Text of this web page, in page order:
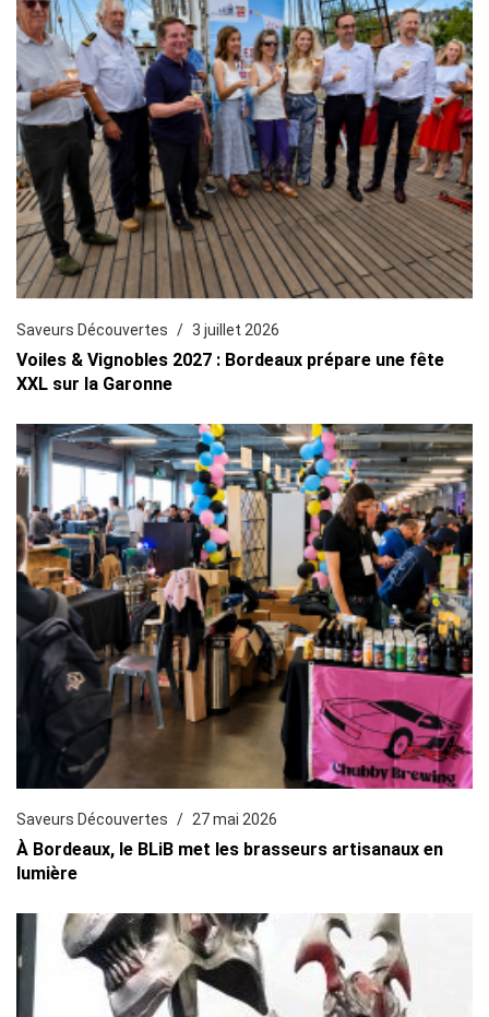
Saveurs Découvertes 3 juillet 2026
Voiles & Vignobles 2027 : Bordeaux prépare une fête
XXL sur la Garonne
Saveurs Découvertes 27 mai 2026
À Bordeaux, le BLiB met les brasseurs artisanaux en
lumière